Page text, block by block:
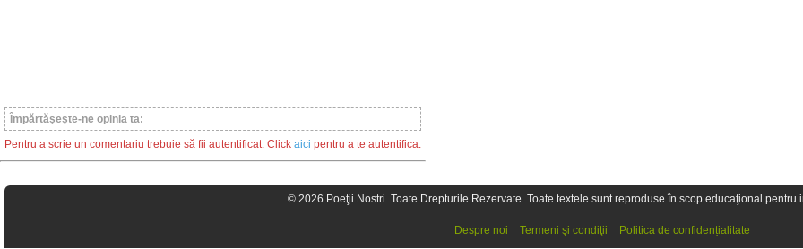
Împărtăşeşte-ne opinia ta:
Pentru a scrie un comentariu trebuie să fii autentificat. Click aici pentru a te autentifica.
© 2026 Poeţii Nostri. Toate Drepturile Rezervate. Toate textele sunt reproduse în scop educaţional pentru
Despre noi Termeni şi condiţii Politica de confidențialitate